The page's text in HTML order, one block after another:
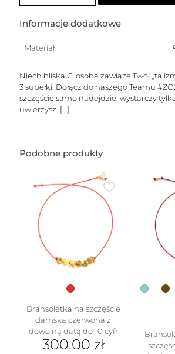
z
literkami
Informacje dodatkowe
Materiał
Niech bliska Ci osoba zawiąże Twój
3 supełki. Dołącz do naszego Teamu
szczęście samo nadejdzie, wystarczy
uwierzysz. […]
Podobne produkty
Bransoletka na szczęście
damska czerwona z
dowolną datą do 10 cyfr
300.00 zł